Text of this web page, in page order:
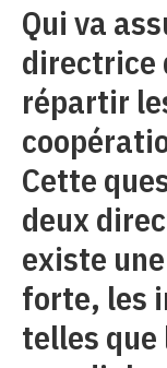
Qui va
directrice
répartir
Cette
deux
existe
forte, les
telles que